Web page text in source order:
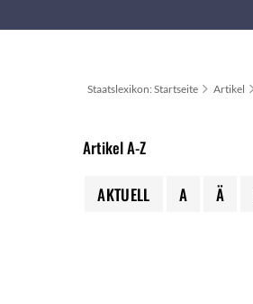
Staatslexikon: Startseite Artikel
Artikel A-Z
AKTUELL A Ä